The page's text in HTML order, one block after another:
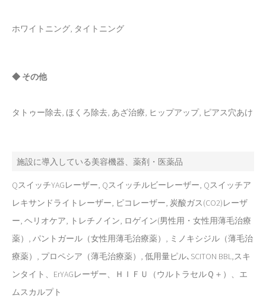
ホワイトニング, タイトニング
◆ その他
タトゥー除去, ほくろ除去, あざ治療, ヒップアップ, ピアス穴あけ
施設に導入している美容機器、薬剤・医薬品
QスイッチYAGレーザー, Qスイッチルビーレーザー, Qスイッチア
レキサンドライトレーザー, ピコレーザー, 炭酸ガス(CO2)レーザ
ー, ヘリオケア, トレチノイン, ロゲイン(男性用・女性用薄毛治療
薬）, パントガール（女性用薄毛治療薬）, ミノキシジル（薄毛治
療薬）, プロペシア（薄毛治療薬）, 低用量ピル､SCITON BBL,スキ
ンタイト、ErYAGレーザー、ＨＩＦＵ（ウルトラセルＱ＋）、エ
ムスカルプト